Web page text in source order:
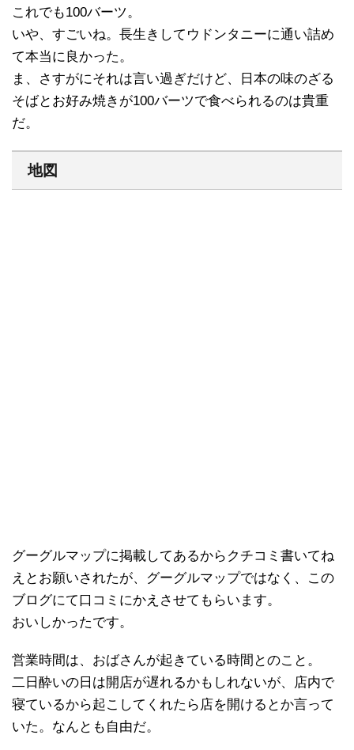
これでも100バーツ。
いや、すごいね。長生きしてウドンタニーに通い詰め
て本当に良かった。
ま、さすがにそれは言い過ぎだけど、日本の味のざる
そばとお好み焼きが100バーツで食べられるのは貴重
だ。
地図
グーグルマップに掲載してあるからクチコミ書いてね
えとお願いされたが、グーグルマップではなく、この
ブログにて口コミにかえさせてもらいます。
おいしかったです。
営業時間は、おばさんが起きている時間とのこと。
二日酔いの日は開店が遅れるかもしれないが、店内で
寝ているから起こしてくれたら店を開けるとか言って
いた。なんとも自由だ。